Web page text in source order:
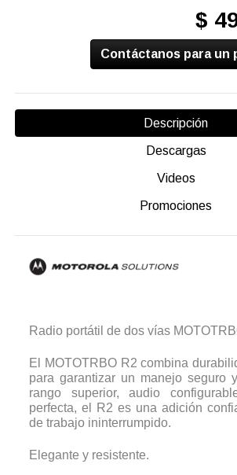
$
Contáctanos para un
Descripción
Descargas
Videos
Promociones
Radio portátil de dos vías
El MOTOTRBO R2 combina
para garantizar un manejo seguro
rango superior, audio
perfecta, el R2 es una adición
de trabajo ininterrumpido.
Elegante y resistente.